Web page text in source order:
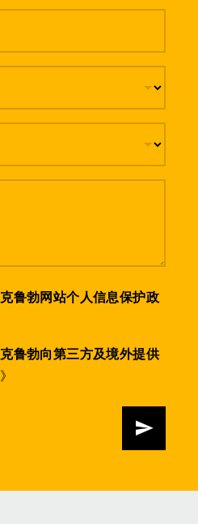
克鲁勃网站个人信息保护政
克鲁勃向第三方及境外提供
》
发送